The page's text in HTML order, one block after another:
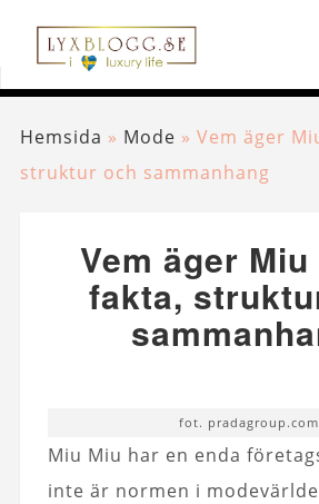
Hemsida » Mode » Vem äger
struktur och sammanhang
Vem äger
fakta,
fot. pradagroup.com
Miu Miu har en enda
inte är normen i